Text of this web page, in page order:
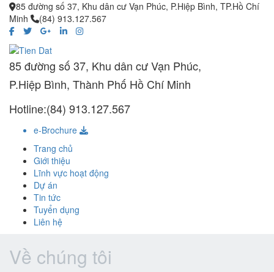
85 đường số 37, Khu dân cư Vạn Phúc, P.Hiệp Bình, TP.Hồ Chí
Minh
(84) 913.127.567
85 đường số 37, Khu dân cư Vạn Phúc,
P.Hiệp Bình, Thành Phố Hồ Chí Minh
Hotline:(84) 913.127.567
e-Brochure
Trang chủ
Giới thiệu
Lĩnh vực hoạt động
Dự án
Tin tức
Tuyển dụng
Liên hệ
Về chúng tôi